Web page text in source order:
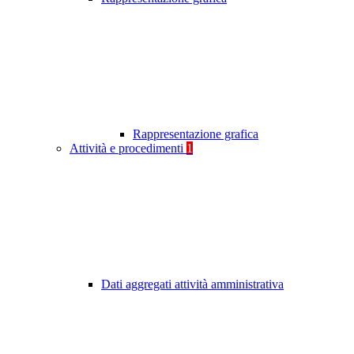
Rappresentazione grafica
Attività e procedimenti 1
Dati aggregati attività amministrativa